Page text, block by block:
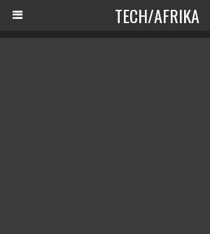
TECH/AFRIKA